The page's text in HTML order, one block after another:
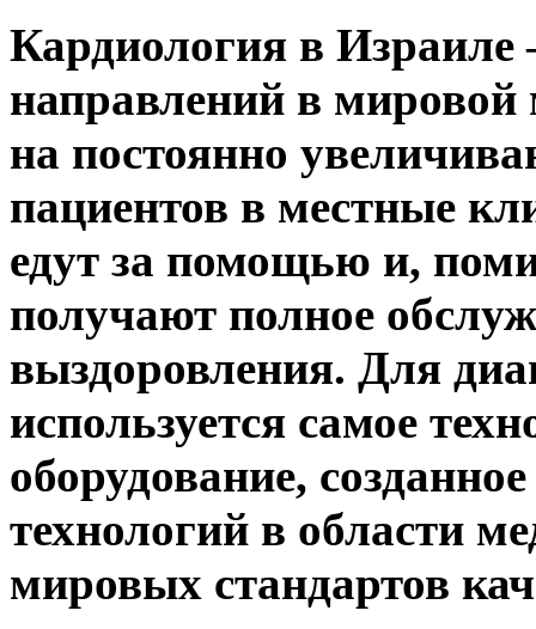
Кардиология в Израиле
направлений в мировой
на постоянно
пациентов в местные
едут за помощью и,
получают полное
выздоровления. Для
используется самое
оборудование,
технологий в области
мировых стандартов